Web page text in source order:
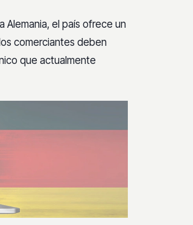
Alemania, el país ofrece un
comerciantes deben
que actualmente